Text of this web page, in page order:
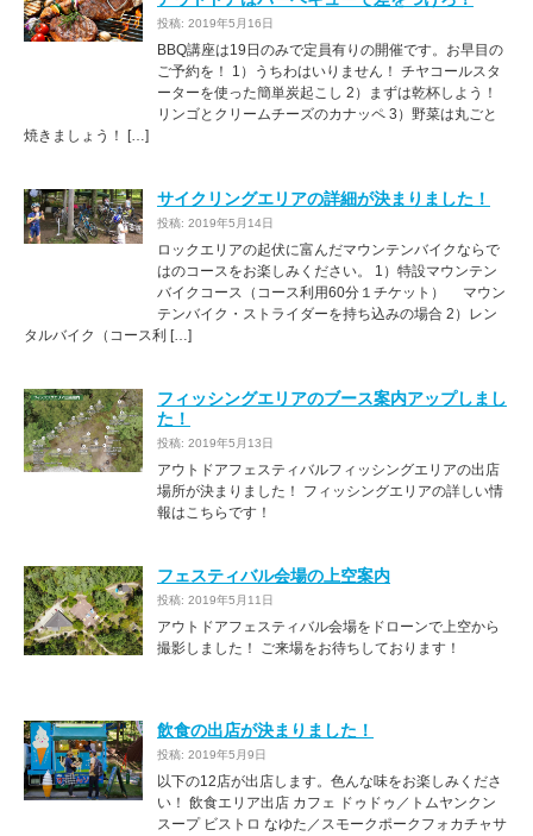
投稿: 2019年5月16日
BBQ講座は19日のみで定員有りの開催です。お早目の
ご予約を！ 1）うちわはいりません！ チヤコールスタ
ーターを使った簡単炭起こし 2）まずは乾杯しよう！
リンゴとクリームチーズのカナッペ 3）野菜は丸ごと
焼きましょう！ […]
サイクリングエリアの詳細が決まりました！
投稿: 2019年5月14日
ロックエリアの起伏に富んだマウンテンバイクならで
はのコースをお楽しみください。 1）特設マウンテン
バイクコース（コース利用60分１チケット） マウン
テンバイク・ストライダーを持ち込みの場合 2）レン
タルバイク（コース利 […]
フィッシングエリアのブース案内アップしまし
た！
投稿: 2019年5月13日
アウトドアフェスティバルフィッシングエリアの出店
場所が決まりました！ フィッシングエリアの詳しい情
報はこちらです！
フェスティバル会場の上空案内
投稿: 2019年5月11日
アウトドアフェスティバル会場をドローンで上空から
撮影しました！ ご来場をお待ちしております！
飲食の出店が決まりました！
投稿: 2019年5月9日
以下の12店が出店します。色んな味をお楽しみくださ
い！ 飲食エリア出店 カフェ ドゥドゥ／トムヤンクン
スープ ビストロ なゆた／スモークポークフォカチャサ